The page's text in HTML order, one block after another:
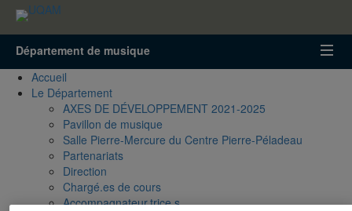
Accéder
la
recherche
Accéder
menu
pricipal
Accéder
la
zone
centrale
Département de musique
Accueil
Le Département
AXES DE DÉVELOPPEMENT 2021-2025
Pavillon de musique
Salle Pierre-Mercure du Centre Pierre-Péladeau
Partenariats
Direction
Chargé.es de cours
Accompagnateur.trice.s